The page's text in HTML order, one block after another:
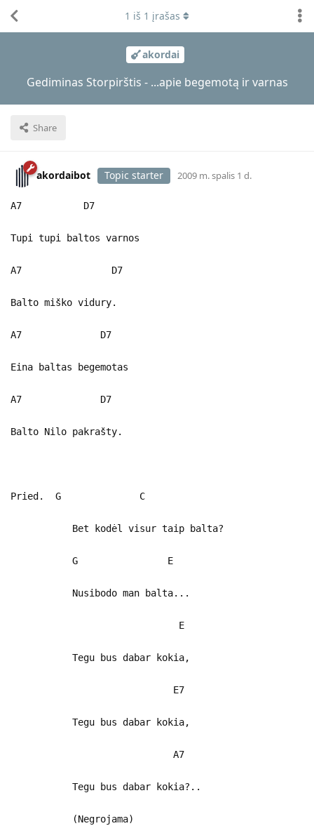
akordai
Gediminas Storpirštis - ...apie begemotą ir varnas
Share
1 iš 1 įrašas
akordaibot Topic starter 2009 m. spalis 1 d.
A7 D7
Tupi tupi baltos varnos
A7 D7
Balto miško vidury.
A7 D7
Eina baltas begemotas
A7 D7
Balto Nilo pakrašty.
Pried. G C
Bet kodėl visur taip balta?
G E
Nusibodo man balta...
E
Tegu bus dabar kokia,
E7
Tegu bus dabar kokia,
A7
Tegu bus dabar kokia?..
(Negrojama)